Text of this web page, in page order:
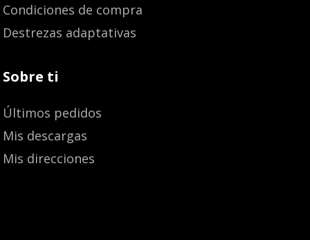
Condiciones de compra
Destrezas adaptativas
Sobre ti
Últimos pedidos
Mis descargas
Mis direcciones